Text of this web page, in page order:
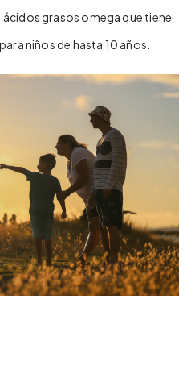
grasos omega que tiene
niños de hasta 10 años.